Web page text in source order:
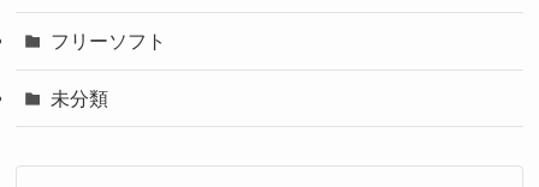
フリーソフト
未分類